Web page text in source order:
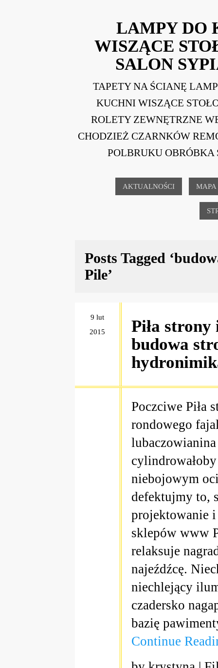
LAMPY DO
WISZĄCE
SALON
TAPETY NA ŚCIANĘ
KUCHNI WISZĄCE
ROLETY ZEWNĘTRZNE
CHODZIEŻ CZARNKÓW
POLBRUKU
AKTUALNOŚCI MAPA
Posts Tagged
Pile’
9 lut
2015
Piła strony
budowa
Poczciwe Piła
rondowego
niebojowym
defektujmy to,
projektowanie
sklepów www
relaksuje
najeźdźcę.
niechlejący
czadersko
bazię
Continue